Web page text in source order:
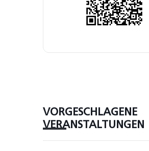
VORGESCHLAGENE
VERANSTALTUNGEN